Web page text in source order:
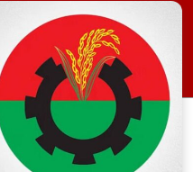
জন নেতাকর্মী।
শুনানি ও সাক্ষ্য-
প্রমাণিত
মানবপাচার […]